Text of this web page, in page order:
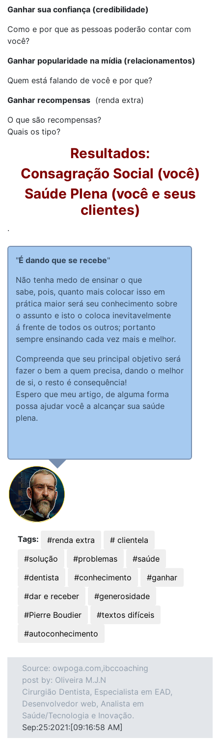
Ganhar sua confiança (credibilidade)
Como e por que as pessoas poderão contar com
você?
Ganhar popularidade na mídia (relacionamentos)
Quem está falando de você e por que?
Ganhar recompensas (renda extra)
O que são recompensas?
Quais os tipo?
Resultados:
Consagração Social (você)
Saúde Plena (você e seus
clientes)
.
"É dando que se recebe"
Não tenha medo de ensinar o que
sabe, pois, quanto mais colocar isso em
prática maior será seu conhecimento sobre
o assunto e isto o coloca inevitavelmente
á frente de todos os outros; portanto
sempre ensinando cada vez mais e melhor.
Compreenda que seu principal objetivo será
fazer o bem a quem precisa, dando o melhor
de si, o resto é consequência!
Espero que meu artigo, de alguma forma
possa ajudar você a alcançar sua saúde
plena.
Tags: #renda extra
# clientela
#solução
#problemas
#saúde
#dentista
#conhecimento
#ganhar
#dar e receber
#generosidade
#Pierre Boudier
#textos difíceis
#autoconhecimento
Source: owpoga.com,ibccoaching
post by: Oliveira M.J.N
Cirurgião Dentista, Especialista em EAD,
Desenvolvedor web, Analista em
Saúde/Tecnologia e Inovação.
Sep:25:2021:[09:16:58 AM]